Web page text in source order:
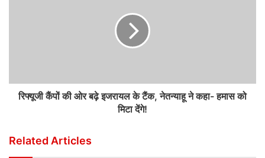
रिफ्यूजी कैंपों की ओर बढ़े इजरायल के टैंक, नेतन्याहू ने कहा- हमास को
मिटा देंगे!
Related Articles